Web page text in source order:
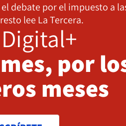
debate por el impuesto a
lee La Tercera.
por
meses